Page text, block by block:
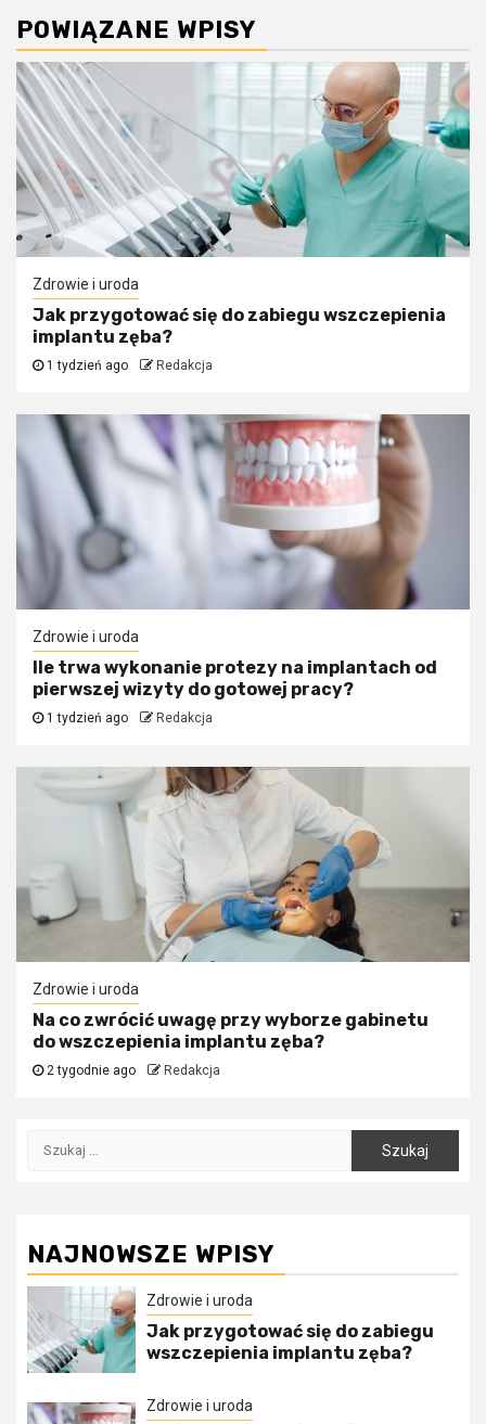
POWIĄZANE WPISY
Zdrowie i uroda
Jak przygotować się do zabiegu wszczepienia
implantu zęba?
1 tydzień ago Redakcja
Zdrowie i uroda
Ile trwa wykonanie protezy na implantach od
pierwszej wizyty do gotowej pracy?
1 tydzień ago Redakcja
Zdrowie i uroda
Na co zwrócić uwagę przy wyborze gabinetu
do wszczepienia implantu zęba?
2 tygodnie ago Redakcja
NAJNOWSZE WPISY
Zdrowie i uroda
Jak przygotować się do zabiegu
wszczepienia implantu zęba?
Zdrowie i uroda